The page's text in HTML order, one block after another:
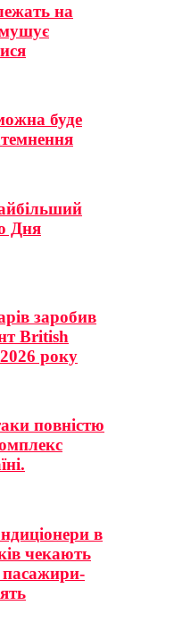
на
буде
Дня
заробив
British
року
повністю
в
чекають